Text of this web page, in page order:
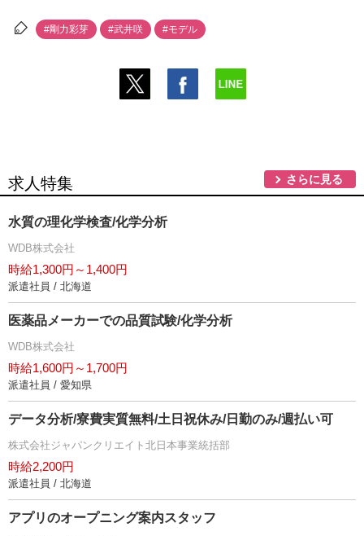
#剛力彩芽 #武井咲 #モデル
求人特集 さらに見る
水質の理化学検査/化学分析
WDB株式会社
時給1,300円～1,400円
派遣社員 / 北海道
医薬品メーカーでの品質試験/化学分析
WDB株式会社
時給1,600円～1,700円
派遣社員 / 愛知県
データ分析/寮費実質無料/土日祝休み/日勤のみ/週払い可
株式会社ジャパンクリエイト北日本事業統括部
時給2,200円
派遣社員 / 北海道
アプリのオープニング案内スタッフ